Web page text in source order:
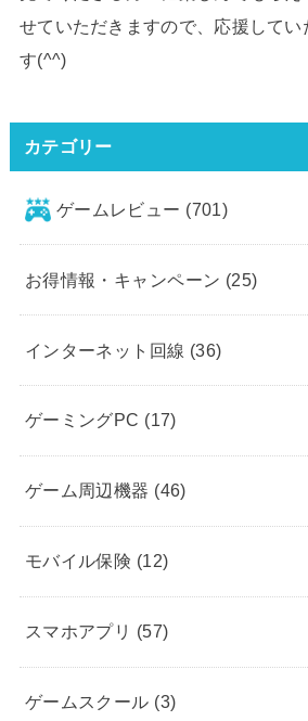
せていただきますので、応援して
す(^^)
カテゴリー
ゲームレビュー (701)
お得情報・キャンペーン (25)
インターネット回線 (36)
ゲーミングPC (17)
ゲーム周辺機器 (46)
モバイル保険 (12)
スマホアプリ (57)
ゲームスクール (3)